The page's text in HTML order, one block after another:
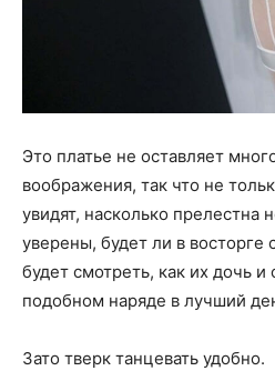
Это платье не оставляет
воображения, так что не
увидят, насколько прелестна
уверены, будет ли в восторге
будет смотреть, как их дочь и
подобном наряде в лучший
Зато тверк танцевать удобно.